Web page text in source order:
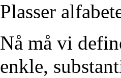
Plasser
Nå må vi
enkle,